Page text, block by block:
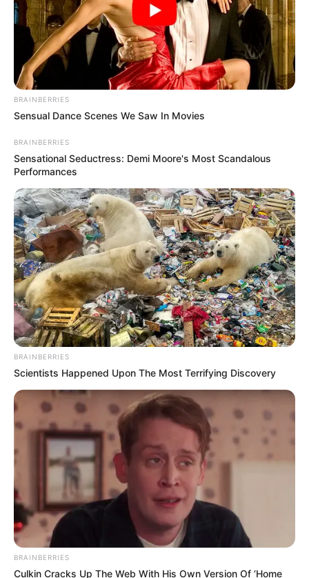
ΣΠΑΜΕ ΤΟ ΜΑΤΡΙΞ – ΤΟ ΒΙΒΛΙΟ
BRAINBERRIES
Sensual Dance Scenes We Saw In Movies
BRAINBERRIES
Sensational Seductress: Demi Moore's Most Scandalous
Performances
BRAINBERRIES
Scientists Happened Upon The Most Terrifying Discovery
BRAINBERRIES
Culkin Cracks Up The Web With His Own Version Of ‘Home